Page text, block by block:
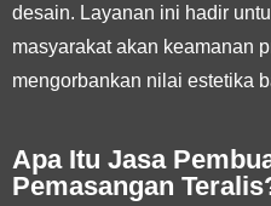
desain. Layanan ini hadir
masyarakat akan keamanan
mengorbankan nilai estetika
Apa Itu Jasa
Pemasangan